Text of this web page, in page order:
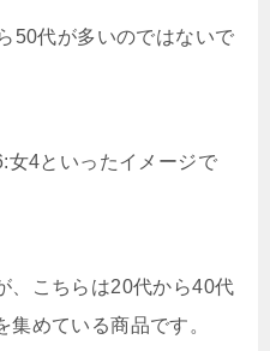
50代が多いのではないで
女4といったイメージで
、こちらは20代から40代
めている商品です。